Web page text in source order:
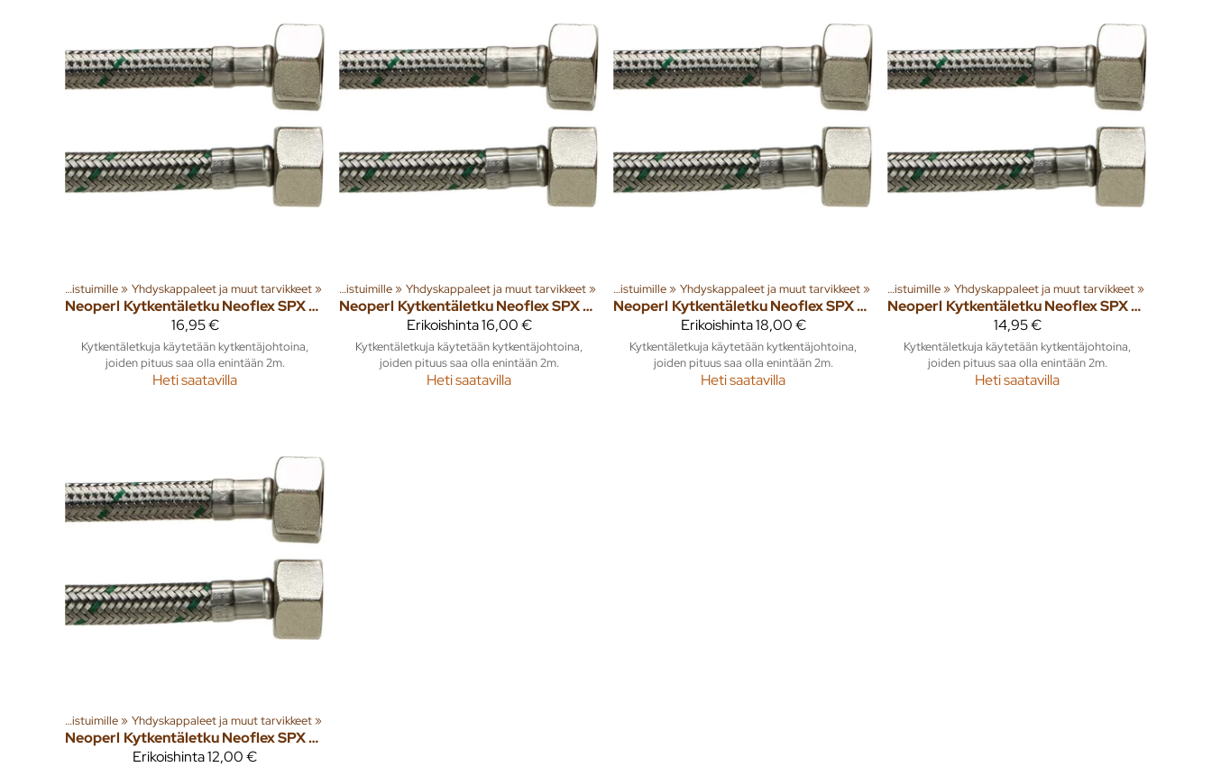
Asennustarvikkeet WC-istuimille‪» Yhdyskappaleet ja muut tarvikkeet‪»
Neoperl
Kytkentäletku Neoflex SPX DN8 1/2" x 3/4" SK 400mm
16,95 €
Kytkentäletkuja käytetään kytkentäjohtoina,
joiden pituus saa olla enintään 2m.
Heti saatavilla
ja wc‪»WC-istuimet ja tarvikkeet‪» Asennustarvikkeet WC-istuimille‪» Yhdyskappaleet ja muut tarvikkeet‪»
Neoperl
Kytkentäletku Neoflex SPX DN8 1/2" x 3/4" SK 500mm
Erikoishinta16,00 €
Kytkentäletkuja käytetään kytkentäjohtoina,
joiden pituus saa olla enintään 2m.
Heti saatavilla
Tuoteryhmiä ja tuotteita‪»Sisusta‪»Kylpyhuone ja wc‪»WC-istuimet ja tarvikkeet‪» Asennustarvikkeet WC-istuimille‪» Yhdyskappaleet ja muut tarvikkeet‪»
Neoperl
Kytkentäletku Neoflex SPX DN8 1/2" x 3/4" SK 800mm
Erikoishinta18,00 €
Kytkentäletkuja käytetään kytkentäjohtoina,
joiden pituus saa olla enintään 2m.
Heti saatavilla
Tuoteryhmiä ja tuotteita‪»Sisusta‪»Kylpyhuone ja wc‪»WC-istuimet ja tarvikkeet‪» Asennustarvikkeet WC-istuimille‪» Yhdyskappaleet ja muut tarvikkeet‪»
Neoperl
Kytkentäletku Neoflex SPX DN8 3/8" x 1/2" SK 300mm
14,95 €
Kytkentäletkuja käytetään kytkentäjohtoina,
joiden pituus saa olla enintään 2m.
Heti saatavilla
Asennustarvikkeet WC-istuimille‪» Yhdyskappaleet ja muut tarvikkeet‪»
Neoperl
Kytkentäletku Neoflex SPX DN8 3/8" x 1/2" SK 400mm
Erikoishinta12,00 €